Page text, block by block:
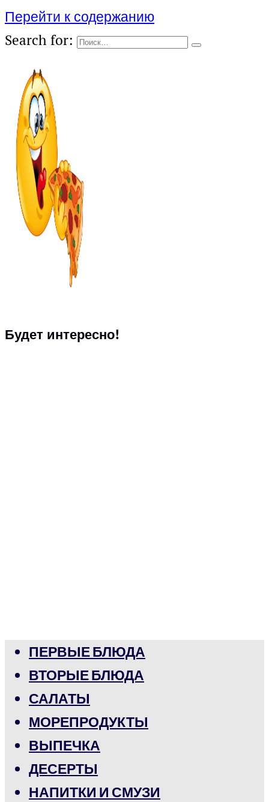
Перейти к содержанию
Search for:
Будет интересно!
ПЕРВЫЕ БЛЮДА
ВТОРЫЕ БЛЮДА
САЛАТЫ
МОРЕПРОДУКТЫ
ВЫПЕЧКА
ДЕСЕРТЫ
НАПИТКИ И СМУЗИ